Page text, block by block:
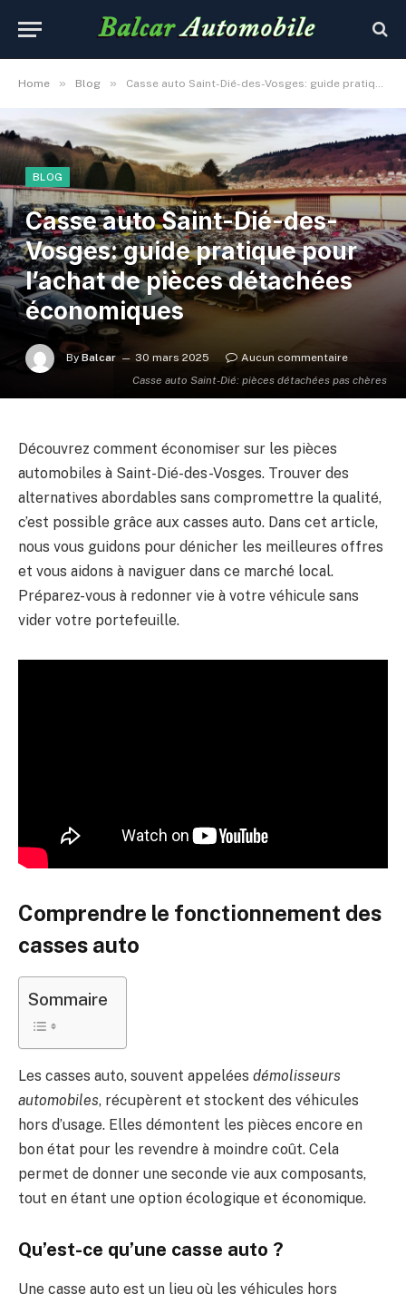
Home » Blog » Casse auto Saint-Dié-des-Vosges: guide pratique pour l’achat de pièces détachées économiques
Casse auto Saint-Dié: pièces détachées pas chères
BLOG
Casse auto Saint-Dié-des-
Vosges: guide pratique pour
l’achat de pièces détachées
économiques
By Balcar 30 mars 2025 Aucun commentaire
Découvrez comment économiser sur les pièces
automobiles à Saint-Dié-des-Vosges. Trouver des
alternatives abordables sans compromettre la qualité,
c’est possible grâce aux casses auto. Dans cet article,
nous vous guidons pour dénicher les meilleures offres
et vous aidons à naviguer dans ce marché local.
Préparez-vous à redonner vie à votre véhicule sans
vider votre portefeuille.
Comprendre le fonctionnement des
casses auto
Sommaire
Les casses auto, souvent appelées démolisseurs
automobiles, récupèrent et stockent des véhicules
hors d’usage. Elles démontent les pièces encore en
bon état pour les revendre à moindre coût. Cela
permet de donner une seconde vie aux composants,
tout en étant une option écologique et économique.
Qu’est-ce qu’une casse auto ?
Une casse auto est un lieu où les véhicules hors